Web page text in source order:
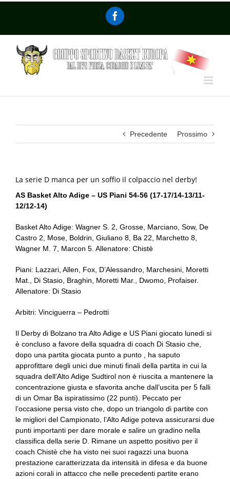
Precedente Prossimo
La serie D manca per un soffio il colpaccio nel derby!
AS Basket Alto Adige – US Piani 54-56 (17-17/14-13/11-
12/12-14)
Basket Alto Adige: Wagner S. 2, Grosse, Marciano, Sow, De
Castro 2, Mose, Boldrin, Giuliano 8, Ba 22, Marchetto 8,
Wagner M. 7, Marcon 5. Allenatore: Chistè
Piani: Lazzari, Allen, Fox, D’Alessandro, Marchesini, Moretti
Mat., Di Stasio, Braghin, Moretti Mar., Dwomo, Profaiser.
Allenatore: Di Stasio
Arbitri: Vinciguerra – Pedrotti
Il Derby di Bolzano tra Alto Adige e US Piani giocato lunedi si
è concluso a favore della squadra di coach Di Stasio che,
dopo una partita giocata punto a punto , ha saputo
approfittare degli unici due minuti finali della partita in cui la
squadra dell’Alto Adige Sudtirol non è riuscita a mantenere la
concentrazione giusta e sfavorita anche dall’uscita per 5 falli
di un Omar Ba ispiratissimo (22 punti). Peccato per
l’occasione persa visto che, dopo un triangolo di partite con
le migliori del Campionato, l’Alto Adige poteva assicurarsi due
punti importanti per dare morale e salire un gradino nella
classifica della serie D. Rimane un aspetto positivo per il
coach Chistè che ha visto nei suoi ragazzi una buona
prestazione caratterizzata da intensità in difesa e da buone
azioni corali in attacco che nelle precedenti partite erano